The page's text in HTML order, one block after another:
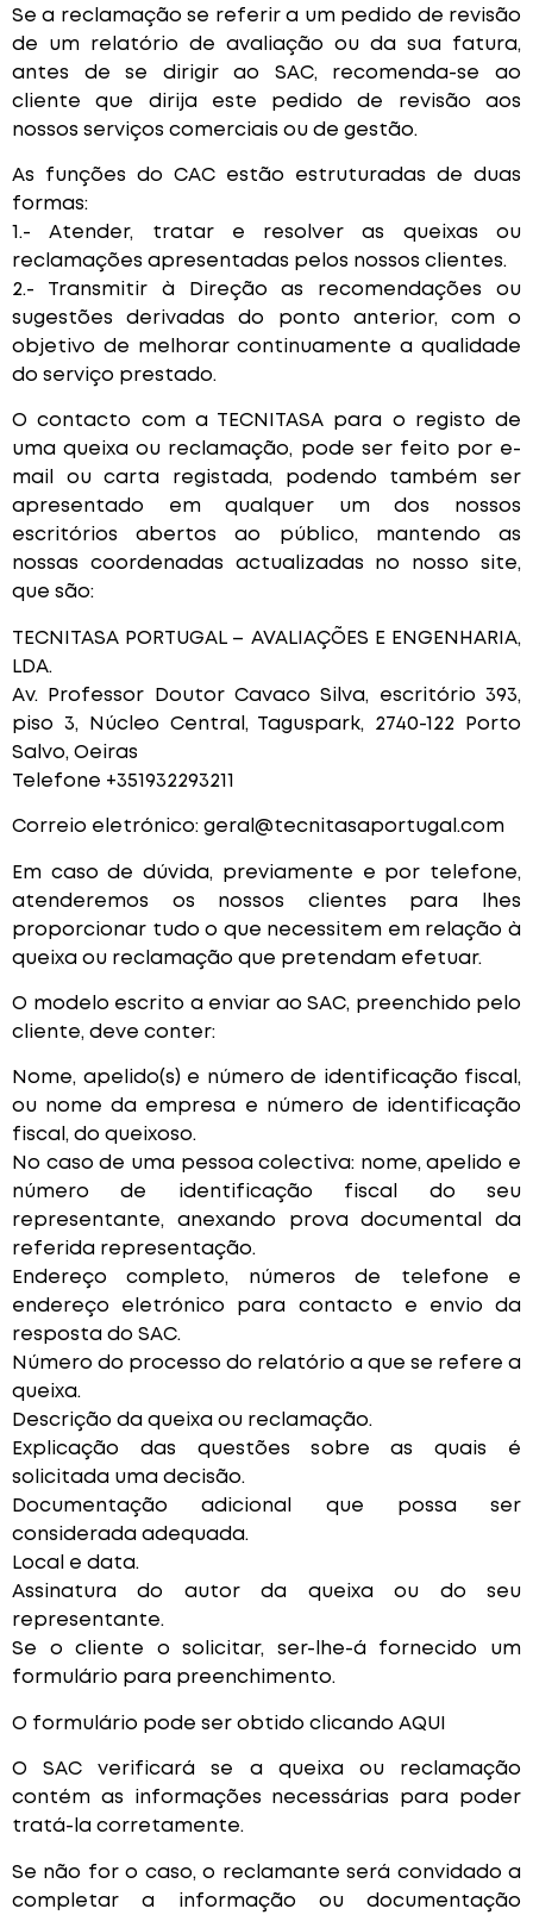
Se a reclamação se referir a um pedido de revisão
de um relatório de avaliação ou da sua fatura,
antes de se dirigir ao SAC, recomenda-se ao
cliente que dirija este pedido de revisão aos
nossos serviços comerciais ou de gestão.
As funções do CAC estão estruturadas de duas
formas:
1.- Atender, tratar e resolver as queixas ou
reclamações apresentadas pelos nossos clientes.
2.- Transmitir à Direção as recomendações ou
sugestões derivadas do ponto anterior, com o
objetivo de melhorar continuamente a qualidade
do serviço prestado.
O contacto com a TECNITASA para o registo de
uma queixa ou reclamação, pode ser feito por e-
mail ou carta registada, podendo também ser
apresentado em qualquer um dos nossos
escritórios abertos ao público, mantendo as
nossas coordenadas actualizadas no nosso site,
que são:
TECNITASA PORTUGAL – AVALIAÇÕES E ENGENHARIA,
LDA.
Av. Professor Doutor Cavaco Silva, escritório 393,
piso 3, Núcleo Central, Taguspark, 2740-122 Porto
Salvo, Oeiras
Telefone +351932293211
Correio eletrónico: geral@tecnitasaportugal.com
Em caso de dúvida, previamente e por telefone,
atenderemos os nossos clientes para lhes
proporcionar tudo o que necessitem em relação à
queixa ou reclamação que pretendam efetuar.
O modelo escrito a enviar ao SAC, preenchido pelo
cliente, deve conter:
Nome, apelido(s) e número de identificação fiscal,
ou nome da empresa e número de identificação
fiscal, do queixoso.
No caso de uma pessoa colectiva: nome, apelido e
número de identificação fiscal do seu
representante, anexando prova documental da
referida representação.
Endereço completo, números de telefone e
endereço eletrónico para contacto e envio da
resposta do SAC.
Número do processo do relatório a que se refere a
queixa.
Descrição da queixa ou reclamação.
Explicação das questões sobre as quais é
solicitada uma decisão.
Documentação adicional que possa ser
considerada adequada.
Local e data.
Assinatura do autor da queixa ou do seu
representante.
Se o cliente o solicitar, ser-lhe-á fornecido um
formulário para preenchimento.
O formulário pode ser obtido clicando AQUI
O SAC verificará se a queixa ou reclamação
contém as informações necessárias para poder
tratá-la corretamente.
Se não for o caso, o reclamante será convidado a
completar a informação ou documentação